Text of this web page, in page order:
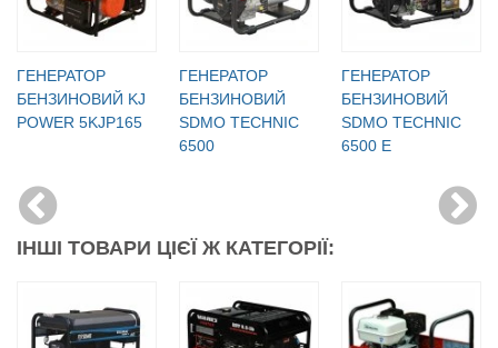
ГЕНЕРАТОР
БЕНЗИНОВИЙ KJ
POWER 5KJP165
ГЕНЕРАТОР
БЕНЗИНОВИЙ
SDMO TECHNIC
6500
ГЕНЕРАТОР
БЕНЗИНОВИЙ
SDMO TECHNIС
6500 Е
ІНШІ ТОВАРИ ЦІЄЇ Ж КАТЕГОРІЇ: